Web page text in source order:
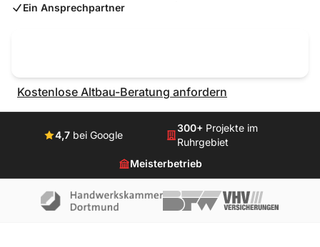
Ein Ansprechpartner
Kostenlose Altbau-Beratung anfordern
4,7bei Google
300+ Projekte im
Ruhrgebiet
Meisterbetrieb